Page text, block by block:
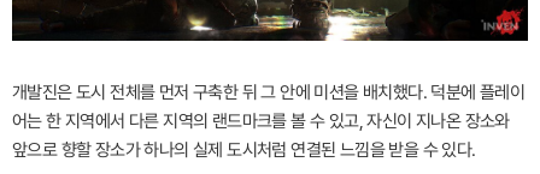
개발진은 도시 전체를 먼저 구축한 뒤 그 안에 미션을 배치했다. 덕분에 플레이
어는 한 지역에서 다른 지역의 랜드마크를 볼 수 있고, 자신이 지나온 장소와
앞으로 향할 장소가 하나의 실제 도시처럼 연결된 느낌을 받을 수 있다.